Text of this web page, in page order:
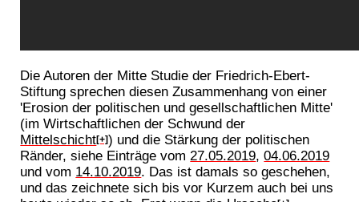
Die Autoren der Mitte Studie der Friedrich-Ebert-
Stiftung sprechen diesen Zusammenhang von einer
'Erosion der politischen und gesellschaftlichen Mitte'
(im Wirtschaftlichen der Schwund der
Mittelschicht[+]) und die Stärkung der politischen
Ränder, siehe Einträge vom27.05.2019,04.06.2019
und vom 14.10.2019. Das ist damals so geschehen,
und das zeichnete sich bis vor Kurzem auch bei uns